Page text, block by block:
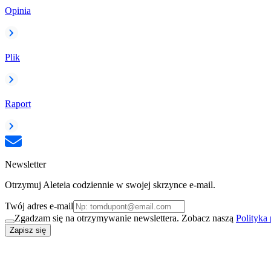
Opinia
Plik
Raport
Newsletter
Otrzymuj Aleteia codziennie w swojej skrzynce e-mail.
Twój adres e-mail
Zgadzam się na otrzymywanie newslettera. Zobacz naszą Polityka
Zapisz się